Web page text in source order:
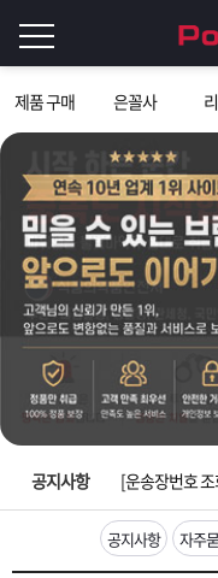
제품 구매 은꼴사
그
인
이
필
요
니
로
Q&A
파
워
맨
제
품
은
공지사항
[2026구정 연휴
[ios앱 오픈]아
공지사항 자주